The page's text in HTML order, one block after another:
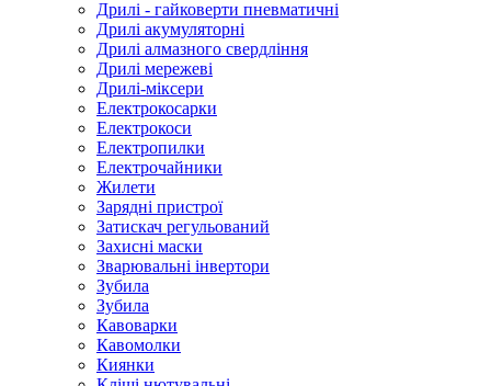
Дрилі - гайковерти пневматичні
Дрилі акумуляторні
Дрилі алмазного свердління
Дрилі мережеві
Дрилі-міксери
Електрокосарки
Електрокоси
Електропилки
Електрочайники
Жилети
Зарядні пристрої
Затискач регульований
Захисні маски
Зварювальні інвертори
Зубила
Зубила
Кавоварки
Кавомолки
Киянки